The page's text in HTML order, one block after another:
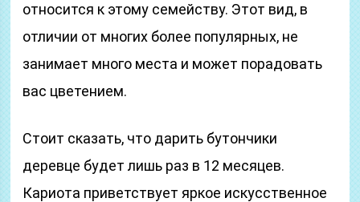
относится к этому семейству. Этот вид, в
отличии от многих более популярных, не
занимает много места и может порадовать
вас цветением.
Стоит сказать, что дарить бутончики
деревце будет лишь раз в 12 месяцев.
Кариота приветствует яркое искусственное